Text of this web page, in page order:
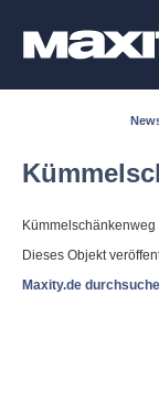
Dieses Objekt
Maxity.de